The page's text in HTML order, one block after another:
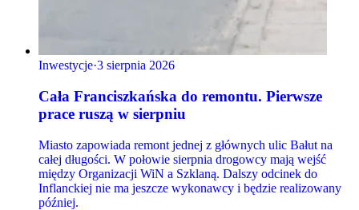
Inwestycje·3 sierpnia 2026
Cała Franciszkańska do remontu. Pierwsze
prace ruszą w sierpniu
Miasto zapowiada remont jednej z głównych ulic Bałut na
całej długości. W połowie sierpnia drogowcy mają wejść
między Organizacji WiN a Szklaną. Dalszy odcinek do
Inflanckiej nie ma jeszcze wykonawcy i będzie realizowany
później.